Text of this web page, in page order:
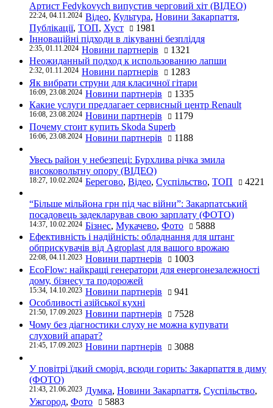
Артист Fedykovych випустив черговий хіт (ВІДЕО)
22:24, 04.11.2024 Відео, Культура, Новини Закарпаття,
Публікації, ТОП, Хуст
1981
Інноваційні підходи в лікуванні безпліддя
2:35, 01.11.2024 Новини партнерів
1321
Неожиданный подход к использованию лапши
2:32, 01.11.2024 Новини партнерів
1283
Як вибрати струни для класичної гітари
16:09, 23.08.2024 Новини партнерів
1335
Какие услуги предлагает сервисный центр Renault
16:08, 23.08.2024 Новини партнерів
1179
Почему стоит купить Skoda Superb
16:06, 23.08.2024 Новини партнерів 1188
Увесь район у небезпеці: Бурхлива річка змила
високовольтну опору (ВІДЕО)
18:27, 10.02.2024 Берегово, Відео, Суспільство, ТОП 4221
“Більше мільйона грн під час війни”: Закарпатський
посадовець задекларував свою зарплату (ФОТО)
14:37, 10.02.2024 Бізнес, Мукачево, Фото
5888
Ефективність і надійність: обладнання для штанг
обприскувачів від Agroplast для вашого врожаю
22:08, 04.11.2023 Новини партнерів
1003
EcoFlow: найкращі генератори для енергонезалежності
дому, бізнесу та подорожей
15:34, 14.10.2023 Новини партнерів
941
Особливості азійської кухні
21:50, 17.09.2023 Новини партнерів
7528
Чому без діагностики слуху не можна купувати
слуховий апарат?
21:45, 17.09.2023 Новини партнерів 3088
У повітрі їдкий сморід, всюди горить: Закарпаття в диму
(ФОТО)
21:43, 21.06.2023 Думка, Новини Закарпаття, Суспільство,
Ужгород, Фото
5883